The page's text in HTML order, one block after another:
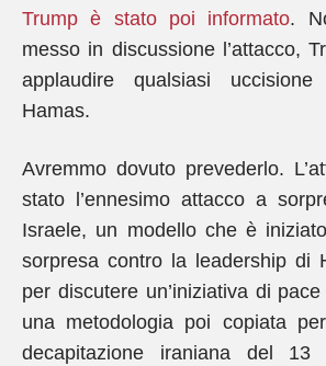
Trump è stato poi informato.
messo in discussione l’attacco,
applaudire qualsiasi
Hamas.
Avremmo dovuto prevederlo.
stato l’ennesimo attacco a
Israele, un modello che è
sorpresa contro la leadership di
per discutere un’iniziativa di
una metodologia poi copiata
decapitazione iraniana del 13